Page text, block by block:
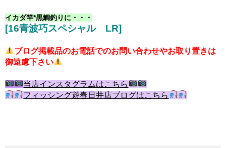
イカダ竿*黒鯛釣りに・・・
[16青波巧スペシャル LR]
ブログ掲載品のお電話でのお問い合わせやお取り置きは
御遠慮下さい
当店インスタグラムはこちら
フィッシング遊春日井店ブログはこちら